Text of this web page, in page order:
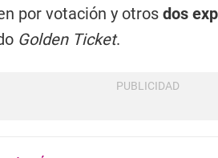
por votación y otros dos
Golden Ticket.